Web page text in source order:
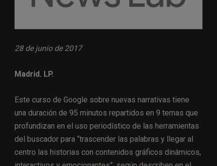
28 de junio de 2017
Madrid. LP.
Este curso de Google sobre nuevas narrativas tiene
una duración de 95 minutos repartidos en 9 temas que
profundizan en el uso periodístico de las herramientas
del buscador para “trascender las palabras y llegar al
centro las historias con contenidos gráficos dinámicos,